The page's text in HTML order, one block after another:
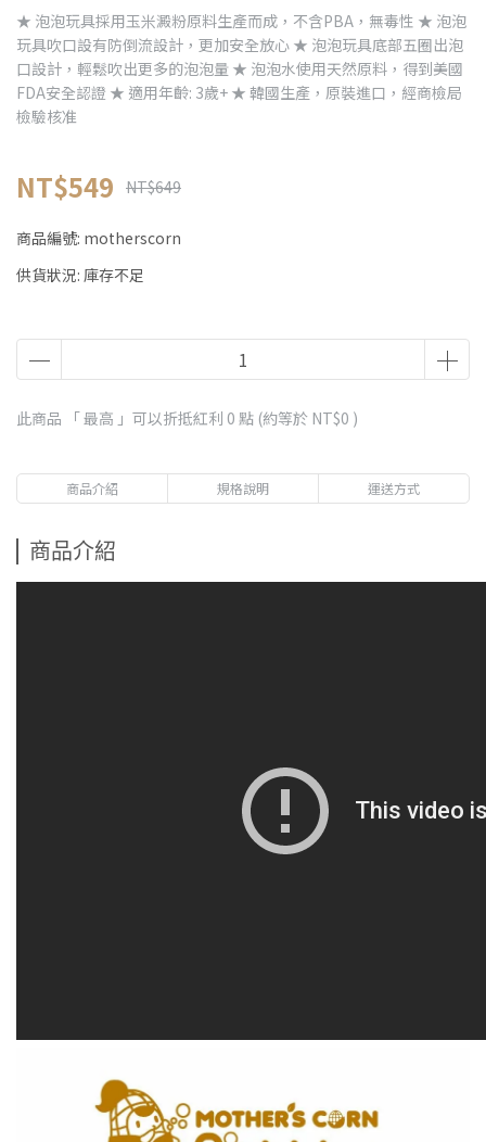
★ 泡泡玩具採用玉米澱粉原料生產而成，不含PBA，無毒性 ★ 泡泡
玩具吹口設有防倒流設計，更加安全放心 ★ 泡泡玩具底部五圈出泡
口設計，輕鬆吹出更多的泡泡量 ★ 泡泡水使用天然原料，得到美國
FDA安全認證 ★ 適用年齡: 3歲+ ★ 韓國生產，原裝進口，經商檢局
檢驗核准
NT$549 NT$649
商品編號: motherscorn
供貨狀況: 庫存不足
此商品 「 最高 」可以折抵紅利 0 點 (約等於 NT$0 )
商品介紹 規格說明 運送方式
商品介紹